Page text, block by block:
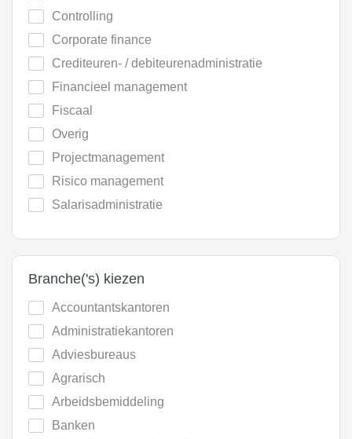
Controlling
Corporate finance
Crediteuren- / debiteurenadministratie
Financieel management
Fiscaal
Overig
Projectmanagement
Risico management
Salarisadministratie
Branche('s) kiezen
Accountantskantoren
Administratiekantoren
Adviesbureaus
Agrarisch
Arbeidsbemiddeling
Banken